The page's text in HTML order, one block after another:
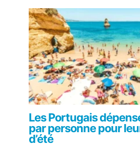
Les Portugais
par personne pour
d’été